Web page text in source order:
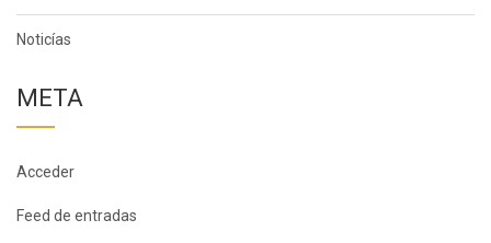
Noticías
META
Acceder
Feed de entradas